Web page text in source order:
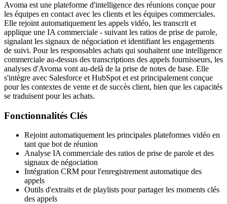
Avoma est une plateforme d'intelligence des réunions conçue pour
les équipes en contact avec les clients et les équipes commerciales.
Elle rejoint automatiquement les appels vidéo, les transcrit et
applique une IA commerciale - suivant les ratios de prise de parole,
signalant les signaux de négociation et identifiant les engagements
de suivi. Pour les responsables achats qui souhaitent une intelligence
commerciale au-dessus des transcriptions des appels fournisseurs, les
analyses d'Avoma vont au-delà de la prise de notes de base. Elle
s'intègre avec Salesforce et HubSpot et est principalement conçue
pour les contextes de vente et de succès client, bien que les capacités
se traduisent pour les achats.
Fonctionnalités Clés
Rejoint automatiquement les principales plateformes vidéo en
tant que bot de réunion
Analyse IA commerciale des ratios de prise de parole et des
signaux de négociation
Intégration CRM pour l'enregistrement automatique des
appels
Outils d'extraits et de playlists pour partager les moments clés
des appels